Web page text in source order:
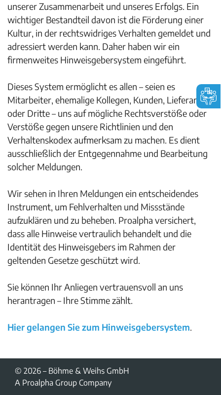
unserer Zusammenarbeit und unseres Erfolgs. Ein
wichtiger Bestandteil davon ist die Förderung einer
Kultur, in der rechtswidriges Verhalten gemeldet und
adressiert werden kann. Daher haben wir ein
firmenweites Hinweisgebersystem eingeführt.
Dieses System ermöglicht es allen – seien es
Mitarbeiter, ehemalige Kollegen, Kunden, Lieferanten
oder Dritte – uns auf mögliche Rechtsverstöße oder
Verstöße gegen unsere Richtlinien und den
Verhaltenskodex aufmerksam zu machen. Es dient
ausschließlich der Entgegennahme und Bearbeitung
solcher Meldungen.
Wir sehen in Ihren Meldungen ein entscheidendes
Instrument, um Fehlverhalten und Missstände
aufzuklären und zu beheben. Proalpha versichert,
dass alle Hinweise vertraulich behandelt und die
Identität des Hinweisgebers im Rahmen der
geltenden Gesetze geschützt wird.
Sie können Ihr Anliegen vertrauensvoll an uns
herantragen – Ihre Stimme zählt.
Hier gelangen Sie zum Hinweisgebersystem.
© 2026 – Böhme & Weihs GmbH
A Proalpha Group Company